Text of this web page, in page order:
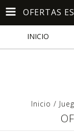
OFERTAS
INICIO
Inicio /